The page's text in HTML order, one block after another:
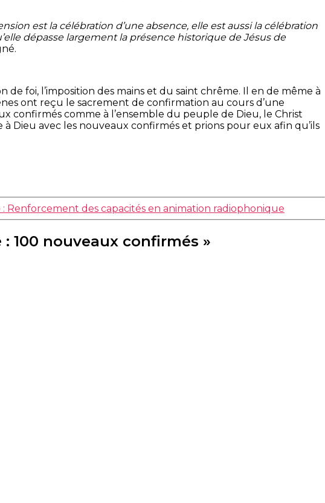
est la célébration d’une absence, elle est aussi la célébration
dépasse largement la présence historique de Jésus de
foi, l’imposition des mains et du saint chrême. Il en de même à
ont reçu le sacrement de confirmation au cours d’une
confirmés comme à l’ensemble du peuple de Dieu, le Christ
à Dieu avec les nouveaux confirmés et prions pour eux afin qu’ils
Renforcement des capacités en animation radiophonique
100 nouveaux confirmés »